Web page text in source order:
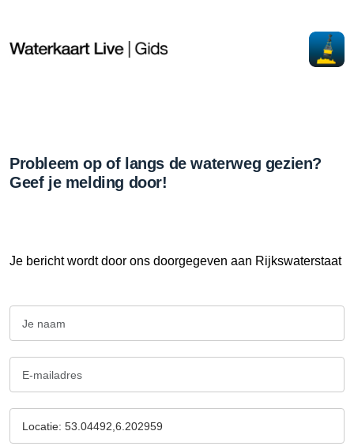
Probleem op of langs de waterweg gezien?
Geef je melding door!
Je bericht wordt door ons doorgegeven aan Rijkswaterstaat